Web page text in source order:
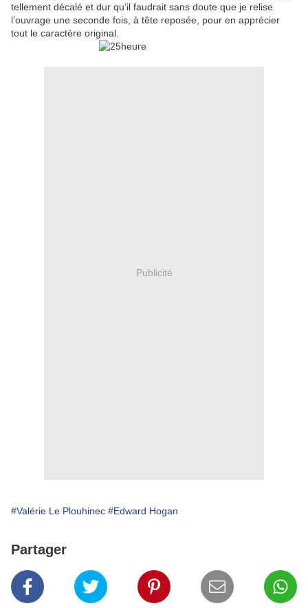
tellement décalé et dur qu’il faudrait sans doute que je relise
l’ouvrage une seconde fois, à tête reposée, pour en apprécier
tout le caractère original.
Publicité
#Valérie Le Plouhinec #Edward Hogan
Partager